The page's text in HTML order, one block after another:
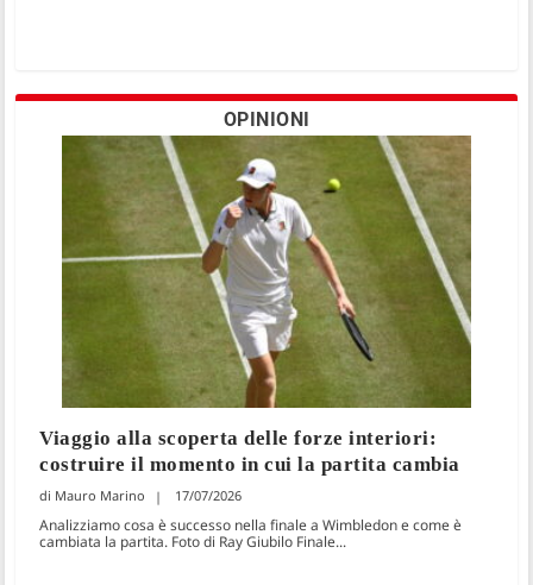
OPINIONI
Viaggio alla scoperta delle forze interiori:
costruire il momento in cui la partita cambia
Mauro Marino 17/07/2026
Analizziamo cosa è successo nella finale a Wimbledon e come è
cambiata la partita. Foto di Ray Giubilo Finale...